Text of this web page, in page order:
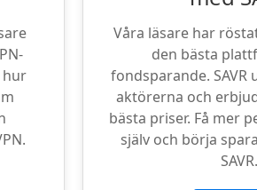
hur
Våra läsare har
den bästa
fondsparande. SAVR
aktörerna och
bästa priser. Få mer
själv och börja
SAVR.